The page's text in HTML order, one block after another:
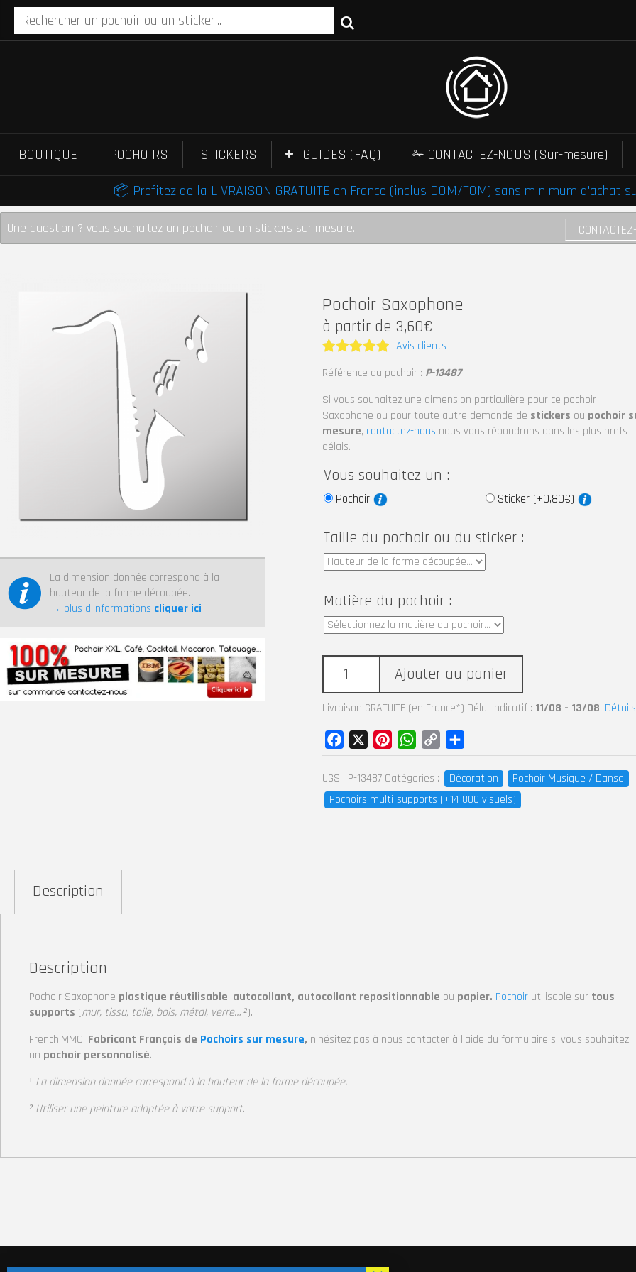
BOUTIQUE POCHOIRS STICKERS GUIDES (FAQ)
✁ CONTACTEZ-NOUS (Sur-mesure)
📦 Profitez de la LIVRAISON GRATUITE en France (inclus DOM/TOM) sans minimum d'achat
Une question ? vous souhaitez un pochoir ou un stickers sur mesure...
La dimension donnée correspond à la
hauteur de la forme découpée.
→ plus d’informations cliquer ici
Pochoir Saxophone
à partir de 3,60€
Note 5
Avis clients
Référence du pochoir : P-13487
Si vous souhaitez une dimension particulière pour ce pochoir
Saxophone ou pour toute autre demande de stickers ou pochoir
mesure, contactez-nous nous vous répondrons dans les plus brefs
délais.
Vous souhaitez un :
Pochoir Sticker (+0,80€)
Taille du pochoir ou du sticker :
Matière du pochoir :
Ajouter au panier
Livraison GRATUITE (en France*) Délai indicatif : 11/08 - 13/08. Détails
UGS : P-13487 Catégories : Décoration
Pochoir Musique / Danse
Pochoirs multi-supports (+14 800 visuels)
Facebook PinterestWhatsApp
Copy
Link
Description
Description
Pochoir Saxophone plastique réutilisable, autocollant, autocollant repositionnable ou papier. Pochoir utilisable sur tous
supports (mur, tissu, toile, bois, métal, verre… ²).
FrenchIMMO, Fabricant Français de Pochoirs sur mesure, n’hésitez pas à nous contacter à l’aide du formulaire si vous souhaitez
un pochoir personnalisé.
¹ La dimension donnée correspond à la hauteurde la forme découpée.
² Utiliser une peinture adaptée à votre support.